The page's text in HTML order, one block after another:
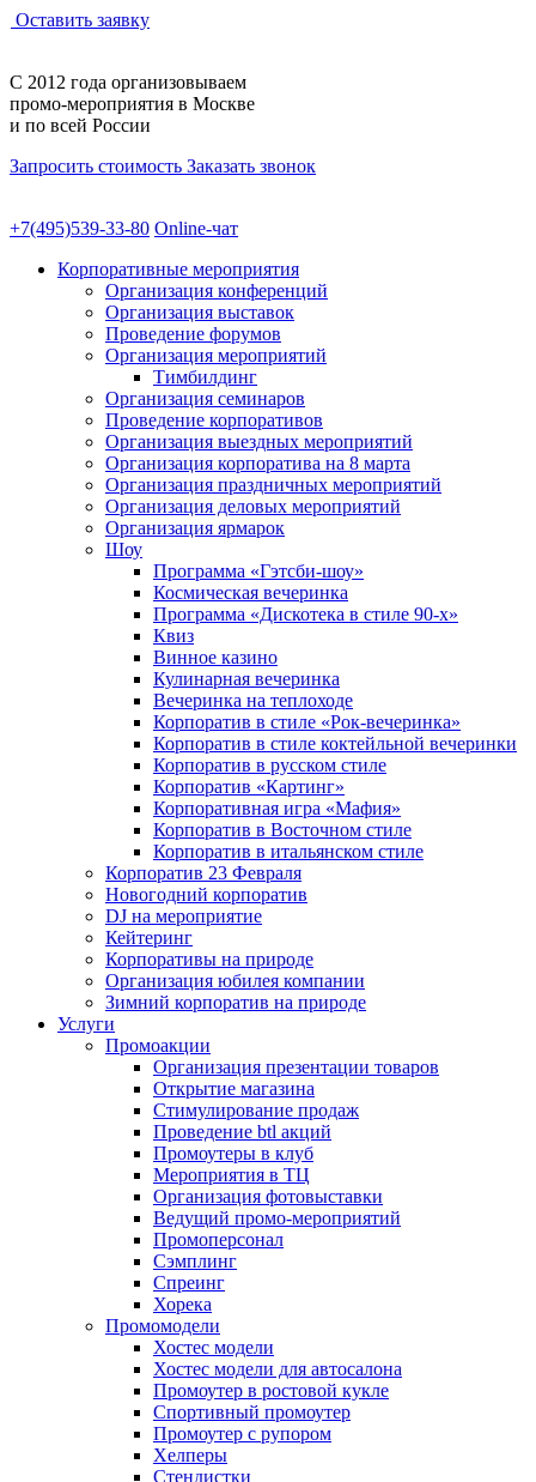
Оставить заявку
С 2012 года организовываем
промо-мероприятия в Москве
и по всей России
Запросить стоимость Заказать звонок
+7(495)539-33-80 Online-чат
Корпоративные мероприятия
Организация конференций
Организация выставок
Проведение форумов
Организация мероприятий
Тимбилдинг
Организация семинаров
Проведение корпоративов
Организация выездных мероприятий
Организация корпоратива на 8 марта
Организация праздничных мероприятий
Организация деловых мероприятий
Организация ярмарок
Шоу
Программа «Гэтсби-шоу»
Космическая вечеринка
Программа «Дискотека в стиле 90-х»
Квиз
Винное казино
Кулинарная вечеринка
Вечеринка на теплоходе
Корпоратив в стиле «Рок-вечеринка»
Корпоратив в стиле коктейльной вечеринки
Корпоратив в русском стиле
Корпоратив «Картинг»
Корпоративная игра «Мафия»
Корпоратив в Восточном стиле
Корпоратив в итальянском стиле
Корпоратив 23 Февраля
Новогодний корпоратив
DJ на мероприятие
Кейтеринг
Корпоративы на природе
Организация юбилея компании
Зимний корпоратив на природе
Услуги
Промоакции
Организация презентации товаров
Открытие магазина
Стимулирование продаж
Проведение btl акций
Промоутеры в клуб
Мероприятия в ТЦ
Организация фотовыставки
Ведущий промо-мероприятий
Промоперсонал
Сэмплинг
Спреинг
Хорека
Промомодели
Хостес модели
Хостес модели для автосалона
Промоутер в ростовой кукле
Спортивный промоутер
Промоутер с рупором
Хелперы
Стендистки